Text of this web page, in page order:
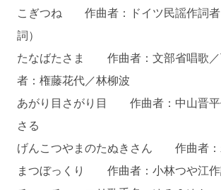
こぎつね 作曲者：ドイツ民謡作詞者
詞）
たなばたさま 作曲者：文部省唱歌／
者：権藤花代／林柳波
あがり目さがり目 作曲者：中山晋平
さる
げんこつやまのたぬきさん 作曲者：
まつぼっくり 作曲者：小林つや江作